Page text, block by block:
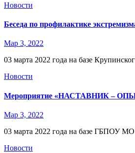
Новости
Беседа по профилактике
Мар 3, 2022
03 марта 2022 года на базе
Новости
Мероприятие «НАСТАВНИК –
Мар 3, 2022
03 марта 2022 года на базе ГБПОУ
Новости